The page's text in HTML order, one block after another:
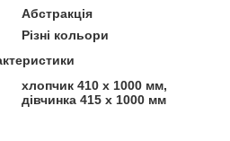
Абстракція
Різні кольори
хлопчик 410 х 1000 мм,
дівчинка 415 х 1000 мм